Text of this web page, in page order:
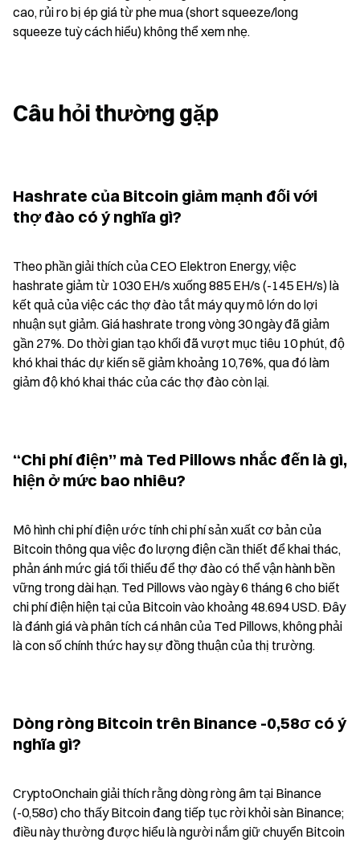
cao, rủi ro bị ép giá từ phe mua (short squeeze/long
squeeze tuỳ cách hiểu) không thể xem nhẹ.
Câu hỏi thường gặp
Hashrate của Bitcoin giảm mạnh đối với
thợ đào có ý nghĩa gì?
Theo phần giải thích của CEO Elektron Energy, việc
hashrate giảm từ 1030 EH/s xuống 885 EH/s (-145 EH/s) là
kết quả của việc các thợ đào tắt máy quy mô lớn do lợi
nhuận sụt giảm. Giá hashrate trong vòng 30 ngày đã giảm
gần 27%. Do thời gian tạo khối đã vượt mục tiêu 10 phút, độ
khó khai thác dự kiến sẽ giảm khoảng 10,76%, qua đó làm
giảm độ khó khai thác của các thợ đào còn lại.
“Chi phí điện” mà Ted Pillows nhắc đến là gì,
hiện ở mức bao nhiêu?
Mô hình chi phí điện ước tính chi phí sản xuất cơ bản của
Bitcoin thông qua việc đo lượng điện cần thiết để khai thác,
phản ánh mức giá tối thiểu để thợ đào có thể vận hành bền
vững trong dài hạn. Ted Pillows vào ngày 6 tháng 6 cho biết
chi phí điện hiện tại của Bitcoin vào khoảng 48.694 USD. Đây
là đánh giá và phân tích cá nhân của Ted Pillows, không phải
là con số chính thức hay sự đồng thuận của thị trường.
Dòng ròng Bitcoin trên Binance -0,58σ có ý
nghĩa gì?
CryptoOnchain giải thích rằng dòng ròng âm tại Binance
(-0,58σ) cho thấy Bitcoin đang tiếp tục rời khỏi sàn Binance;
điều này thường được hiểu là người nắm giữ chuyển Bitcoin